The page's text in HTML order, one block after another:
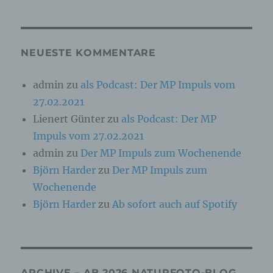
NEUESTE KOMMENTARE
admin zu als Podcast: Der MP Impuls vom
27.02.2021
Lienert Günter zu als Podcast: Der MP
Impuls vom 27.02.2021
admin zu Der MP Impuls zum Wochenende
Björn Harder zu Der MP Impuls zum
Wochenende
Björn Harder zuAb sofort auch auf Spotify
physischen, physiologischen, genetischen,
sozialen Identität dieser natürlichen Person
b) betroffene Person
Betroffene Person ist jede identifizierte oder
identifizierbare natürliche Person, deren
personenbezogene Daten von dem für die
werden.
c) Verarbeitung
automatisierter Verfahren ausgeführte Vorgang